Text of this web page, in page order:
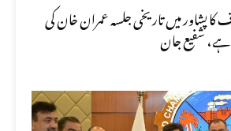
پشاور میں تاریخی جلسہ عمران خان کی
ہے، شفیع جان